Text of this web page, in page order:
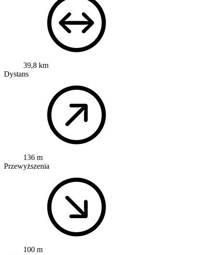
39,8 km
Dystans
136 m
Przewyższenia
100 m